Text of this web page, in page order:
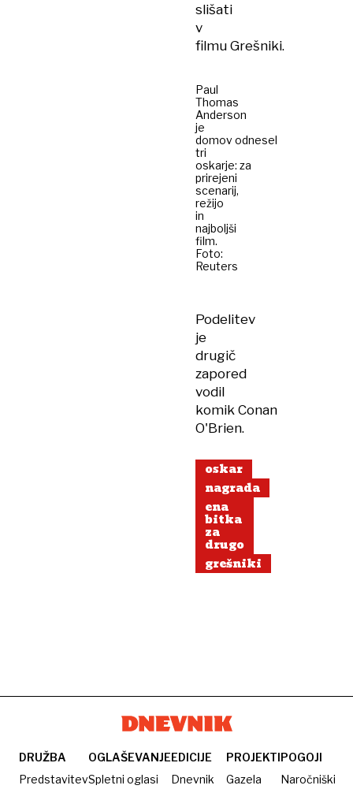
slišati
v
filmu Grešniki.
Paul
Thomas
Anderson
je
domov odnesel
tri
oskarje: za
prirejeni
scenarij,
režijo
in
najboljši
film.
Foto:
Reuters
Podelitev
je
drugič
zapored
vodil
komik Conan
O'Brien.
oskar
nagrada
ena
bitka
za
drugo
grešniki
DRUŽBA
Predstavitev
OGLAŠEVANJE
Spletni oglasi
EDICIJE
Dnevnik
PROJEKTI
Gazela
POGOJI
Naročniški